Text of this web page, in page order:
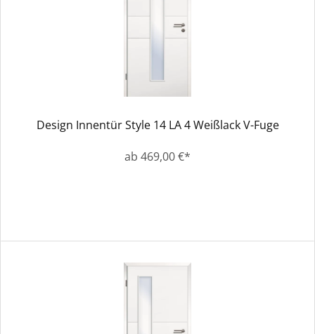
Design Innentür Style 14 LA 4 Weißlack V-Fuge
ab 469,00 €*